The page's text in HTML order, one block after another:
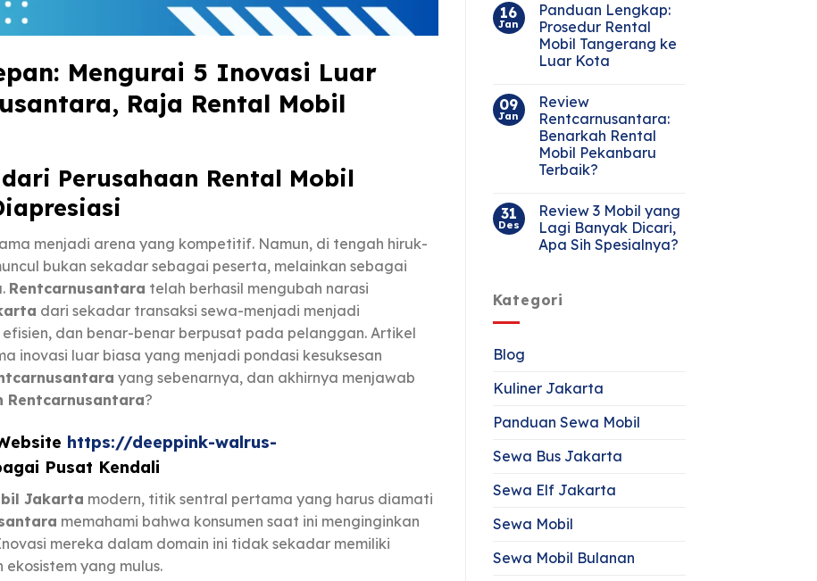
Mengurai 5 Inovasi Luar
Raja Rental Mobil
Perusahaan Rental Mobil
menjadi arena yang kompetitif. Namun, di tengah hiruk-
bukan sekadar sebagai peserta, melainkan sebagai
Rentcarnusantara telah berhasil mengubah narasi
dari sekadar transaksi sewa-menjadi menjadi
dan benar-benar berpusat pada pelanggan. Artikel
inovasi luar biasa yang menjadi pondasi kesuksesan
yang sebenarnya, dan akhirnya menjawab
Rentcarnusantara?
https://deeppink-walrus-
Pusat Kendali
Jakarta modern, titik sentral pertama yang harus diamati
memahami bahwa konsumen saat ini menginginkan
mereka dalam domain ini tidak sekadar memiliki
yang mulus.
16
Jan
Panduan Lengkap:
Prosedur Rental
Mobil Tangerang ke
Luar Kota
09
Jan
Review
Rentcarnusantara:
Benarkah Rental
Mobil Pekanbaru
Terbaik?
31
Des
Review 3 Mobil yang
Lagi Banyak Dicari,
Apa Sih Spesialnya?
Kategori
Blog
Kuliner Jakarta
Panduan Sewa Mobil
Sewa Bus Jakarta
Sewa Elf Jakarta
Sewa Mobil
Sewa Mobil Bulanan